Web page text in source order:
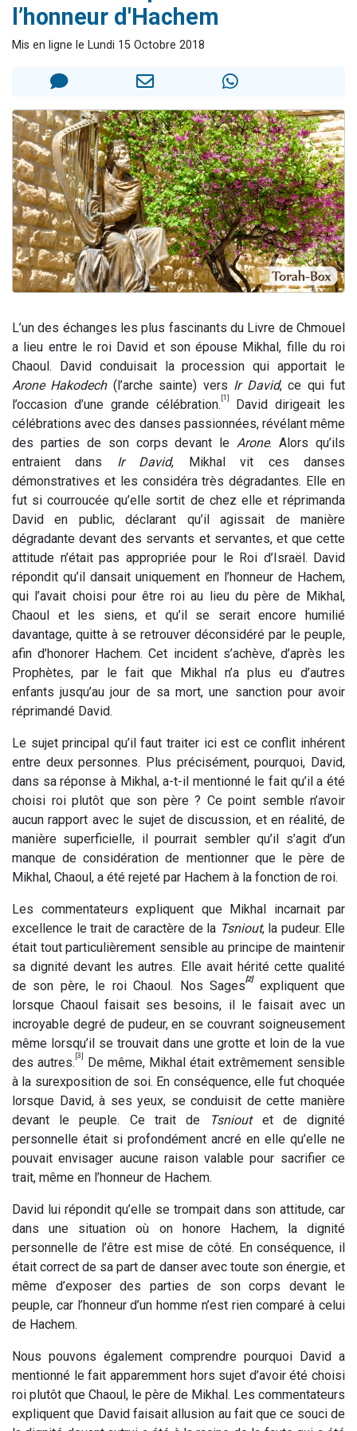
Eva vient de donner son Maasser
Eli vient de donner son Maasser
l’honneur d'Hachem
Mis en ligne le Lundi 15 Octobre 2018
L’un des échanges les plus fascinants du Livre de Chmouel
a lieu entre le roi David et son épouse Mikhal, fille du roi
Chaoul. David conduisait la procession qui apportait le
Arone Hakodech(l’arche sainte) vers Ir David, ce qui fut
l’occasion d’une grande célébration. [1]
David dirigeait les
célébrations avec des danses passionnées, révélant même
des parties de son corps devant le Arone. Alors qu’ils
entraient dans Ir David, Mikhal vit ces danses
démonstratives et les considéra très dégradantes. Elle en
fut si courroucée qu’elle sortit de chez elle et réprimanda
David en public, déclarant qu’il agissait de manière
dégradante devant des servants et servantes, et que cette
attitude n’était pas appropriée pour le Roi d’Israël. David
répondit qu’il dansait uniquement en l’honneur de Hachem,
qui l’avait choisi pour être roi au lieu du père de Mikhal,
Chaoul et les siens, et qu’il se serait encore humilié
davantage, quitte à se retrouver déconsidéré par le peuple,
afin d’honorer Hachem. Cet incident s’achève, d’après les
Prophètes, par le fait que Mikhal n’a plus eu d’autres
enfants jusqu’au jour de sa mort, une sanction pour avoir
réprimandé David.
Le sujet principal qu’il faut traiter ici est ce conflit inhérent
entre deux personnes. Plus précisément, pourquoi, David,
dans sa réponse à Mikhal, a-t-il mentionné le fait qu’il a été
choisi roi plutôt que son père ? Ce point semble n’avoir
aucun rapport avec le sujet de discussion, et en réalité, de
manière superficielle, il pourrait sembler qu’il s’agit d’un
manque de considération de mentionner que le père de
Mikhal, Chaoul, a été rejeté par Hachem à la fonction de roi.
Les commentateurs expliquent que Mikhal incarnait par
excellence le trait de caractère de la Tsniout, la pudeur. Elle
était tout particulièrement sensible au principe de maintenir
sa dignité devant les autres. Elle avait hérité cette qualité
de son père, le roi Chaoul. Nos Sages[2]
expliquent que
lorsque Chaoul faisait ses besoins, il le faisait avec un
incroyable degré de pudeur, en se couvrant soigneusement
même lorsqu’il se trouvait dans une grotte et loin de la vue
des autres. [3]
De même, Mikhal était extrêmement sensible
à la surexposition de soi. En conséquence, elle fut choquée
lorsque David, à ses yeux, se conduisit de cette manière
devant le peuple. Ce trait de
Tsnioutet de dignité
personnelle était si profondément ancré en elle qu’elle ne
pouvait envisager aucune raison valable pour sacrifier ce
trait, même en l’honneur de Hachem.
David lui répondit qu’elle se trompait dans son attitude, car
dans une situation où on honore Hachem, la dignité
personnelle de l’être est mise de côté. En conséquence, il
était correct de sa part de danser avec toute son énergie, et
même d’exposer des parties de son corps devant le
peuple, car l’honneur d’un homme n’est rien comparé à celui
de Hachem.
Nous pouvons également comprendre pourquoi David a
mentionné le fait apparemment hors sujet d’avoir été choisi
roi plutôt que Chaoul, le père de Mikhal. Les commentateurs
expliquent que David faisait allusion au fait que ce souci de